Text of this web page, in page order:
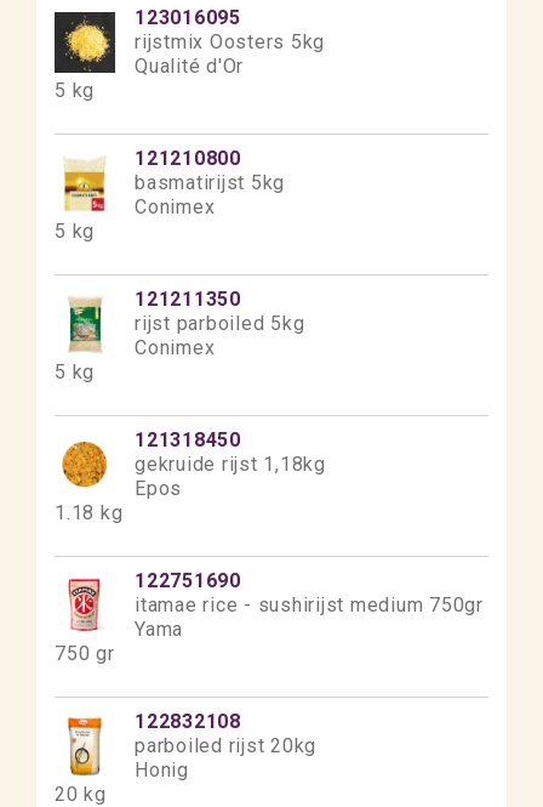
123016095
rijstmix Oosters 5kg
Qualité d'Or
5 kg
121210800
basmatirijst 5kg
Conimex
5 kg
121211350
rijst parboiled 5kg
Conimex
5 kg
121318450
gekruide rijst 1,18kg
Epos
1.18 kg
122751690
itamae rice - sushirijst medium 750gr
Yama
750 gr
122832108
parboiled rijst 20kg
Honig
20 kg